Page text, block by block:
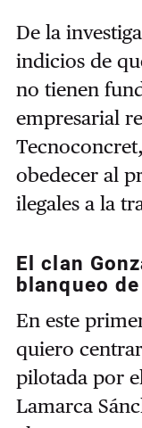
De la
indicios de
no tienen
empresarial
obedecer al
ilegales a la
El clan
blanqueo
En este
quiero
pilotada por
Lamarca